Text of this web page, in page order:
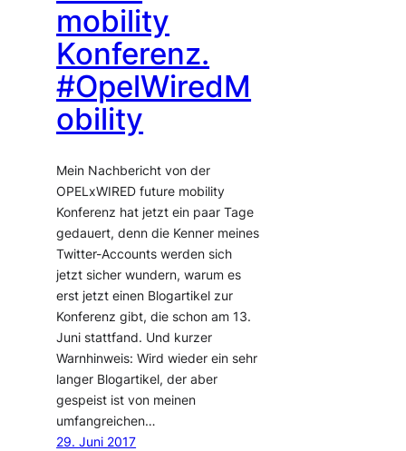
mobility
Konferenz.
#OpelWiredM
obility
Mein Nachbericht von der
OPELxWIRED future mobility
Konferenz hat jetzt ein paar Tage
gedauert, denn die Kenner meines
Twitter-Accounts werden sich
jetzt sicher wundern, warum es
erst jetzt einen Blogartikel zur
Konferenz gibt, die schon am 13.
Juni stattfand. Und kurzer
Warnhinweis: Wird wieder ein sehr
langer Blogartikel, der aber
gespeist ist von meinen
umfangreichen…
29. Juni 2017